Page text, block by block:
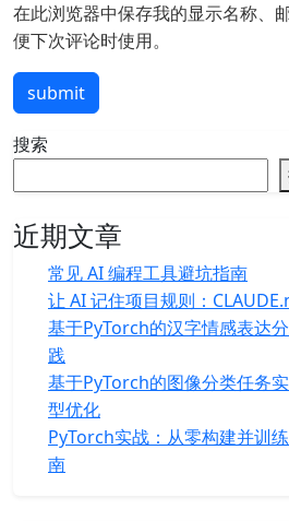
在此浏览器中保存我的显示名称、
便下次评论时使用。
submit
搜索
近期文章
常见 AI 编程工具避坑指南
让 AI 记住项目规则：
基于PyTorch的汉字情感表达
践
基于PyTorch的图像分类任务
型优化
PyTorch实战：从零构建并训
南